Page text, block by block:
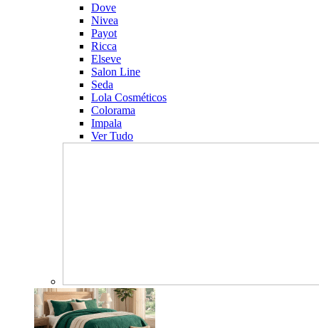
Dove
Nivea
Payot
Ricca
Elseve
Salon Line
Seda
Lola Cosméticos
Colorama
Impala
Ver Tudo